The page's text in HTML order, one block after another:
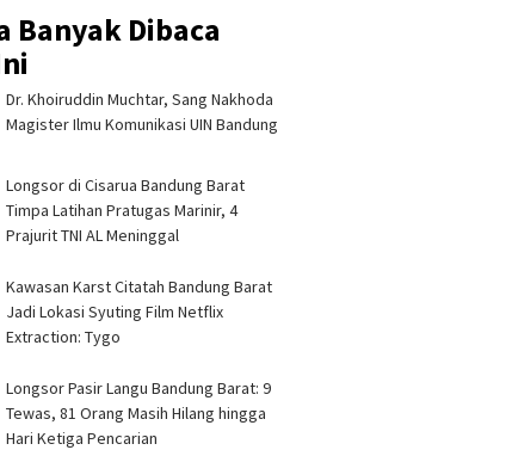
ke Ponpes Baitul
Minta Dukungan
Keamanan
Pertamina Patra Niaga, PLN
Nusantara Power UP
bagi Anak Penyintas Gempa
di Sigi
Banyak Dibaca
Dr. Khoiruddin Muchtar, Sang Nakhoda
Magister Ilmu Komunikasi UIN Bandung
Longsor di Cisarua Bandung Barat
Timpa Latihan Pra­tugas Marinir, 4
Prajurit TNI AL Meninggal
Kawasan Karst Citatah Bandung Barat
Jadi Lokasi Syuting Film Netflix
Extraction: Tygo
Longsor Pasir Langu Bandung Barat: 9
Tewas, 81 Orang Masih Hilang hingga
Hari Ketiga Pencarian